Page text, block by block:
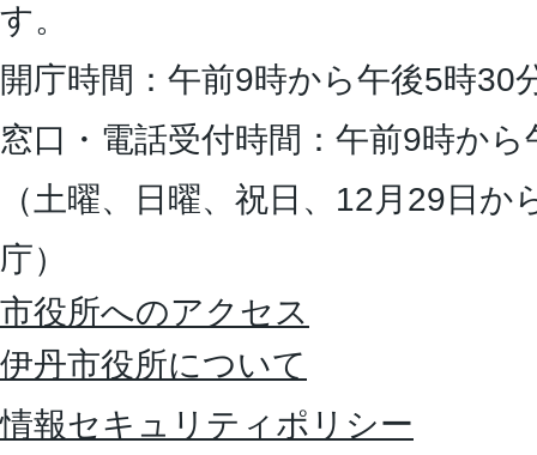
す。
開庁時間：午前9時から午後5時30
窓口・電話受付時間：午前9時か
（土曜、日曜、祝日、12月29日
庁）
市役所へのアクセス
伊丹市役所について
情報セキュリティポリシー